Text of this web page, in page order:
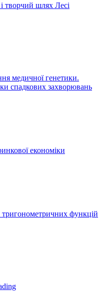
творчий шлях Лесі
медичної генетики.
спадкових захворювань
економіки
функцій